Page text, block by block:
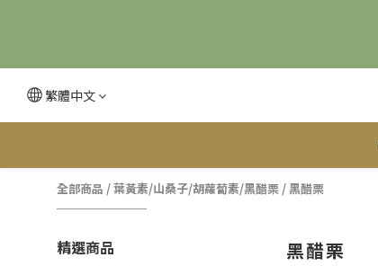
繁體中文
全部商品 /葉黃素/山桑子/胡蘿蔔素/黑醋栗 /黑醋栗
精選商品
黑醋栗